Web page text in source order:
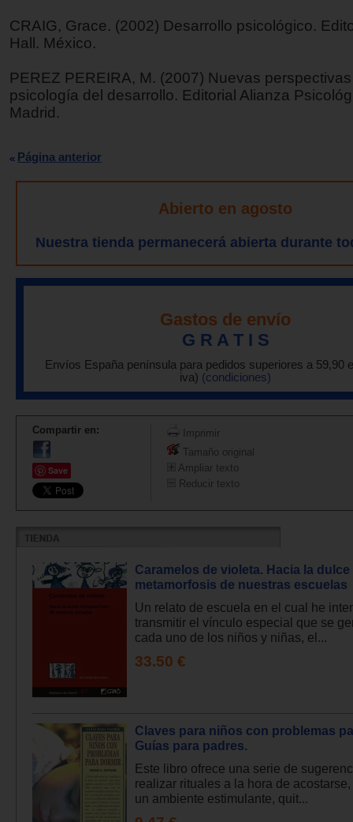
CRAIG, Grace. (2002) Desarrollo psicológico.
Hall. México.
PEREZ PEREIRA, M. (2007) Nuevas
psicología del desarrollo. Editorial Alianza
Madrid.
Página anterior
Abierto en agosto
Nuestra tienda permanecerá abierta durante
Gastos de envío
G R A T I S
Envíos España península para pedidos superiores a 59,90
iva) (condiciones)
Compartir en:
Save
Imprimir
Tamaño original
Ampliar texto
Reducir texto
Caramelos de violeta. Hacia la dulce
metamorfosis de nuestras escuelas
Un relato de escuela en el cual he
transmitir el vínculo especial que se
cada uno de los niños y niñas, el...
33.50 €
Claves para niños con problemas
Guías para padres.
Este libro ofrece una serie de
realizar rituales a la hora de
un ambiente estimulante, quit...